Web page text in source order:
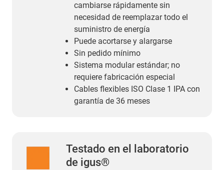
cambiarse rápidamente sin
necesidad de reemplazar todo el
suministro de energía
Puede acortarse y alargarse
Sin pedido mínimo
Sistema modular estándar; no
requiere fabricación especial
Cables flexibles ISO Clase 1 IPA con
garantía de 36 meses
Testado en el laboratorio
de igus®